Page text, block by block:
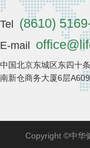
Tel (8610)
E-mail
中国北京东城区东四十
南新仓商务大厦6层A609
Copyright ©中华